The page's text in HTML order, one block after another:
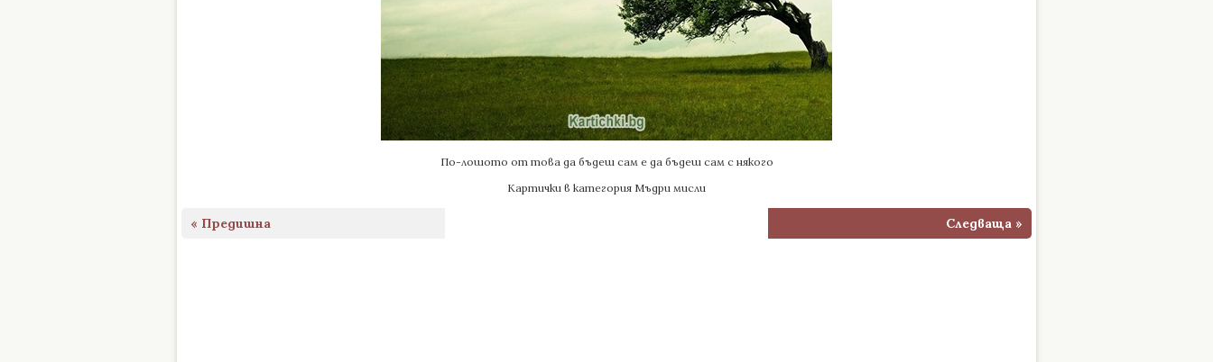
По-лошото от това да бъдеш сам е да бъдеш сам с някого
Картички в категория Мъдри мисли
« Предишна Следваща »